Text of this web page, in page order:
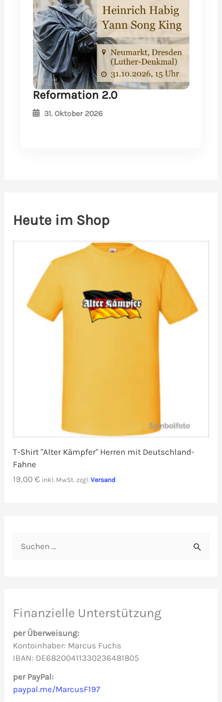
Reformation 2.0
31. Oktober 2026
Heute im Shop
T-Shirt "Alter Kämpfer" Herren mit Deutschland-
Fahne
19,00€ inkl. MwSt. zzgl.Versand
e
n
a
c
h
Finanzielle Unterstützung
per Überweisung:
Kontoinhaber: Marcus Fuchs
IBAN: DE68200411330236481805
per PayPal:
paypal.me/MarcusF197